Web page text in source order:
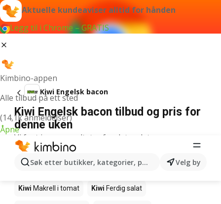
Aktuelle kundeaviser alltid for hånden
Legg til i Chrome – GRATIS
Kimbino-appen
Alle tilbud på ett sted
(14,1k anmeldelser)
Åpne
Søk etter butikker, kategorier, produkter...Velg by
Kiwi Engelsk bacon
Kiwi Engelsk bacon tilbud og pris for
denne uken
Vi fant ingen resultater for det ordet.
Andre produkter i butikkene Kiwi
Kiwi Fårikålkjøtt
Kiwi Makrell i tomat Kiwi Ferdig salat